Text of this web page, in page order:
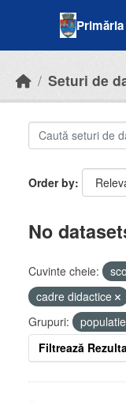
Seturi de
Order by
No
Cuvinte cheie:
cadre didactice
Grupuri:
populatie
Filtrează